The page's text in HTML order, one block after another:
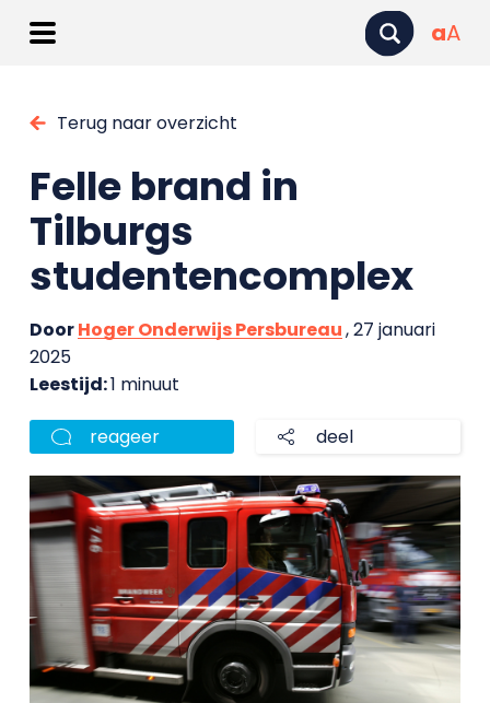
aA
Terug naar overzicht
Felle brand in
Tilburgs
studentencomplex
DoorHoger Onderwijs Persbureau, 27 januari
2025
Leestijd:1 minuut
reageer deel